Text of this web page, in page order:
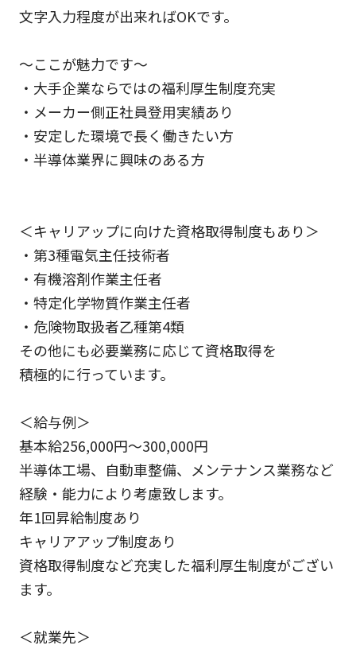
文字入力程度が出来ればOKです。
～ここが魅力です～
・大手企業ならではの福利厚生制度充実
・メーカー側正社員登用実績あり
・安定した環境で長く働きたい方
・半導体業界に興味のある方
＜キャリアップに向けた資格取得制度もあり＞
・第3種電気主任技術者
・有機溶剤作業主任者
・特定化学物質作業主任者
・危険物取扱者乙種第4類
その他にも必要業務に応じて資格取得を
積極的に行っています。
＜給与例＞
基本給256,000円～300,000円
半導体工場、自動車整備、メンテナンス業務など
経験・能力により考慮致します。
年1回昇給制度あり
キャリアアップ制度あり
資格取得制度など充実した福利厚生制度がござい
ます。
＜就業先＞